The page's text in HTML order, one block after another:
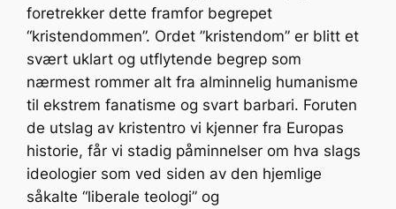
foretrekker dette framfor begrepet
“kristendommen”. Ordet ”kristendom” er blitt et
svært uklart og utflytende begrep som
nærmest rommer alt fra alminnelig humanisme
til ekstrem fanatisme og svart barbari. Foruten
de utslag av kristentro vi kjenner fra Europas
historie, får vi stadig påminnelser om hva slags
ideologier som ved siden av den hjemlige
såkalte “liberale teologi” og